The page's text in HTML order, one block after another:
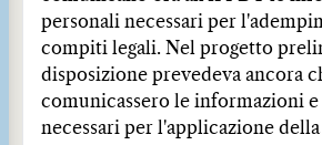
personali necessari per
compiti legali. Nel progetto
disposizione prevedeva ancora
comunicassero le informazioni
necessari per l'applicazione della